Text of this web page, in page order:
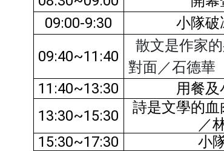
09:00-9:30
小隊破
09:40~11:40
散文是作家
對面／石德華
11:40~13:30
用餐及
13:30~15:30
詩是文學的血
／
15:30~17:30
小